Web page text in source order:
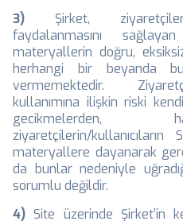
3) Şirket,
faydalanmasını
materyallerin doğru,
herhangi bir beyanda
vermemektedir.
kullanımına ilişkin riski
gecikmelerden,
ziyaretçilerin/
materyallere dayanarak
da bunlar nedeniyle
sorumlu değildir.
4) Site üzerinde Şirket’in